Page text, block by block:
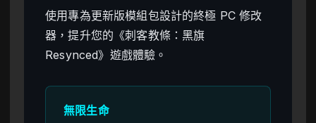
使用專為更新版模組包設計的終極 PC 修改
器，提升您的《刺客教條：黑旗
Resynced》遊戲體驗。
無限生命